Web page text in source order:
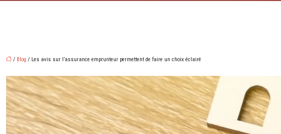
/ Blog / Les avis sur l’assurance emprunteur permettent de faire un choix éclairé